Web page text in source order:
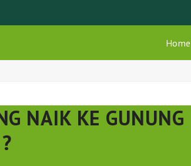
Home
NAIK KE GUNUNG